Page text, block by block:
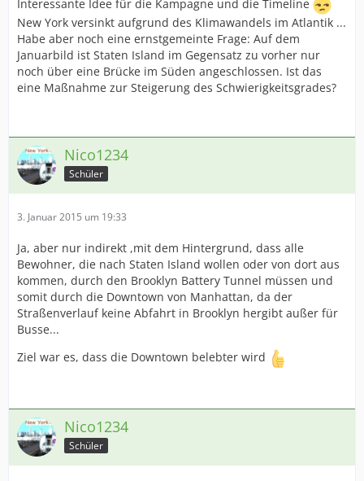
Interessante Idee für die Kampagne und die Timeline
New York versinkt aufgrund des Klimawandels im Atlantik ...
Habe aber noch eine ernstgemeinte Frage: Auf dem
Januarbild ist Staten Island im Gegensatz zu vorher nur
noch über eine Brücke im Süden angeschlossen. Ist das
eine Maßnahme zur Steigerung des Schwierigkeitsgrades?
Nico1234
Schüler
3. Januar 2015 um 19:33
Ja, aber nur indirekt ,mit dem Hintergrund, dass alle
Bewohner, die nach Staten Island wollen oder von dort aus
kommen, durch den Brooklyn Battery Tunnel müssen und
somit durch die Downtown von Manhattan, da der
Straßenverlauf keine Abfahrt in Brooklyn hergibt außer für
Busse...
Ziel war es, dass die Downtown belebter wird
Nico1234
Schüler